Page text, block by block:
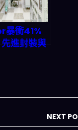
衝41%
進封裝與
NEXT